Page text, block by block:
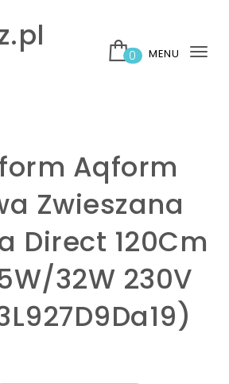
0 MENU
Aqform
Zwieszana
Direct 120Cm
32W 230V